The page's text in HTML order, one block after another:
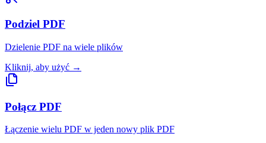
Podziel PDF
Dzielenie PDF na wiele plików
Kliknij, aby użyć →
Połącz PDF
Łączenie wielu PDF w jeden nowy plik PDF